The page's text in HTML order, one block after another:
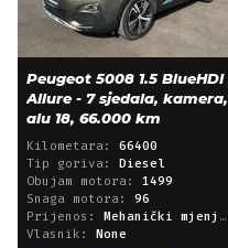
Peugeot 5008 1.5 BlueHDI
Allure - 7 sjedala, kamera,
alu 18, 66.000 km
Kilometara: 66400
Tip goriva: Diesel
Obujam motora: 1499
Snaga motora: 96
Prijenos: Mehanički mjenjač
Vlasnik: None